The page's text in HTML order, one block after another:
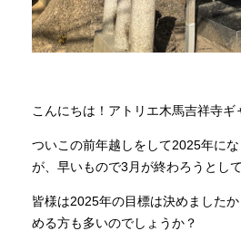
イベント
新入荷情報
こんにちは！アトリエ木馬吉祥寺ギ
ついこの前年越しをして2025年に
が、早いもので3月が終わろうとして
皆様は2025年の目標は決めました
める方も多いのでしょうか？